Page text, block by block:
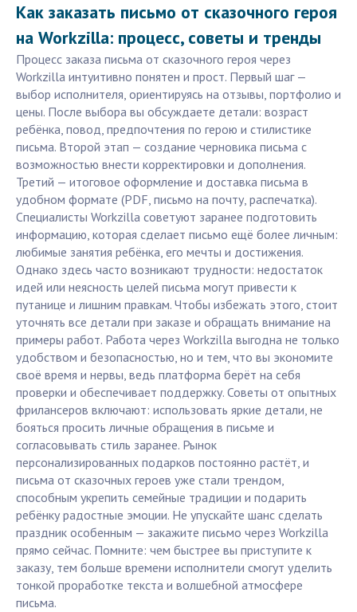
Как заказать письмо от сказочного героя
на Workzilla: процесс, советы и тренды
Процесс заказа письма от сказочного героя через
Workzilla интуитивно понятен и прост. Первый шаг —
выбор исполнителя, ориентируясь на отзывы, портфолио и
цены. После выбора вы обсуждаете детали: возраст
ребёнка, повод, предпочтения по герою и стилистике
письма. Второй этап — создание черновика письма с
возможностью внести корректировки и дополнения.
Третий — итоговое оформление и доставка письма в
удобном формате (PDF, письмо на почту, распечатка).
Специалисты Workzilla советуют заранее подготовить
информацию, которая сделает письмо ещё более личным:
любимые занятия ребёнка, его мечты и достижения.
Однако здесь часто возникают трудности: недостаток
идей или неясность целей письма могут привести к
путанице и лишним правкам. Чтобы избежать этого, стоит
уточнять все детали при заказе и обращать внимание на
примеры работ. Работа через Workzilla выгодна не только
удобством и безопасностью, но и тем, что вы экономите
своё время и нервы, ведь платформа берёт на себя
проверки и обеспечивает поддержку. Советы от опытных
фрилансеров включают: использовать яркие детали, не
бояться просить личные обращения в письме и
согласовывать стиль заранее. Рынок
персонализированных подарков постоянно растёт, и
письма от сказочных героев уже стали трендом,
способным укрепить семейные традиции и подарить
ребёнку радостные эмоции. Не упускайте шанс сделать
праздник особенным — закажите письмо через Workzilla
прямо сейчас. Помните: чем быстрее вы приступите к
заказу, тем больше времени исполнители смогут уделить
тонкой проработке текста и волшебной атмосфере
письма.